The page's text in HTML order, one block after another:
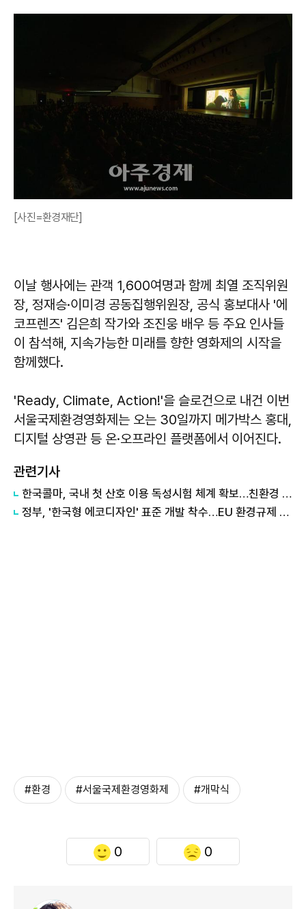
[사진=환경재단]
이날 행사에는 관객 1,600여명과 함께 최열 조직위원
장, 정재승·이미경 공동집행위원장, 공식 홍보대사 '에
코프렌즈' 김은희 작가와 조진웅 배우 등 주요 인사들
이 참석해, 지속가능한 미래를 향한 영화제의 시작을
함께했다.
'Ready, Climate, Action!'을 슬로건으로 내건 이번
서울국제환경영화제는 오는 30일까지 메가박스 홍대,
디지털 상영관 등 온·오프라인 플랫폼에서 이어진다.
관련기사
한국콜마, 국내 첫 산호 이용 독성시험 체계 확보…친환경 선케어 공략
정부, '한국형 에코디자인' 표준 개발 착수…EU 환경규제 대응
#환경 #서울국제환경영화제 #개막식
0 0